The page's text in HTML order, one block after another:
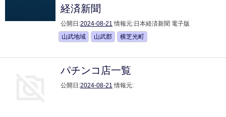
経済新聞
公開日:2024-08-21 情報元:日本経済新聞 電子版
山武地域
山武郡 横芝光町
パチンコ店一覧
公開日:2024-08-21 情報元: